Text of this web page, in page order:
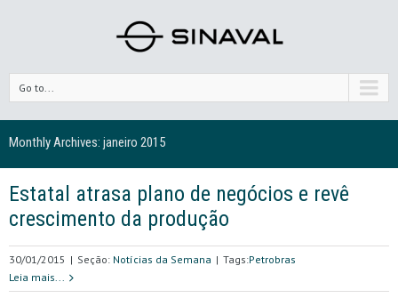
Go to...
Monthly Archives: janeiro 2015
Estatal atrasa plano de negócios e revê
crescimento da produção
30/01/2015 | Seção: Notícias da Semana | Tags:Petrobras
Leia mais...